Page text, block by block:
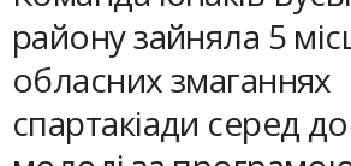
району зайняла 5
обласних змаганнях
спартакіади серед